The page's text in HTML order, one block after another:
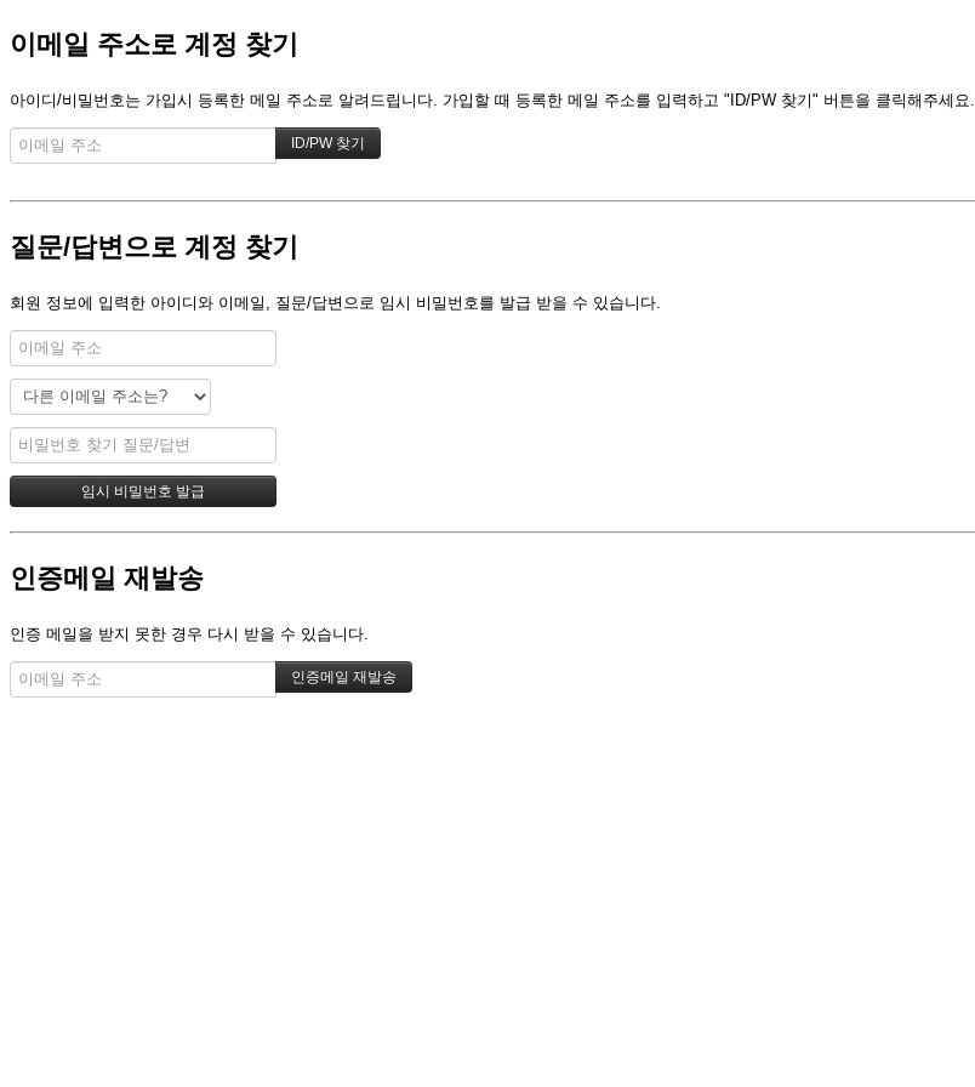
이메일 주소로 계정 찾기
아이디/비밀번호는 가입시 등록한 메일 주소로 알려드립니다. 가입할 때 등록한 메일 주소를 입력하고 "ID/PW 찾기" 버튼을 클릭해주세요.
질문/답변으로 계정 찾기
회원 정보에 입력한 아이디와 이메일, 질문/답변으로 임시 비밀번호를 발급 받을 수 있습니다.
인증메일 재발송
인증 메일을 받지 못한 경우 다시 받을 수 있습니다.